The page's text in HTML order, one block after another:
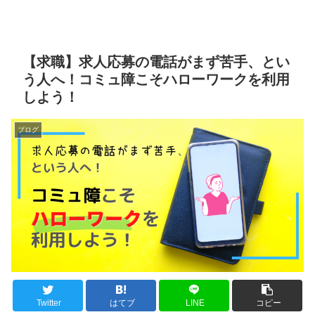
【求職】求人応募の電話がまず苦手、とい
う人へ！コミュ障こそハローワークを利用
しよう！
ブログ
Twitter はてブ LINE コピー